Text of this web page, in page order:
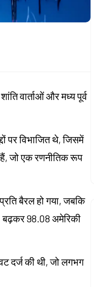
वार्ताओं और मध्य पूर्व
पर विभाजित थे, जिसमें
जो एक रणनीतिक रूप
बैरल हो गया, जबकि
बढ़कर 98.08 अमेरिकी
दर्ज की थी, जो लगभग